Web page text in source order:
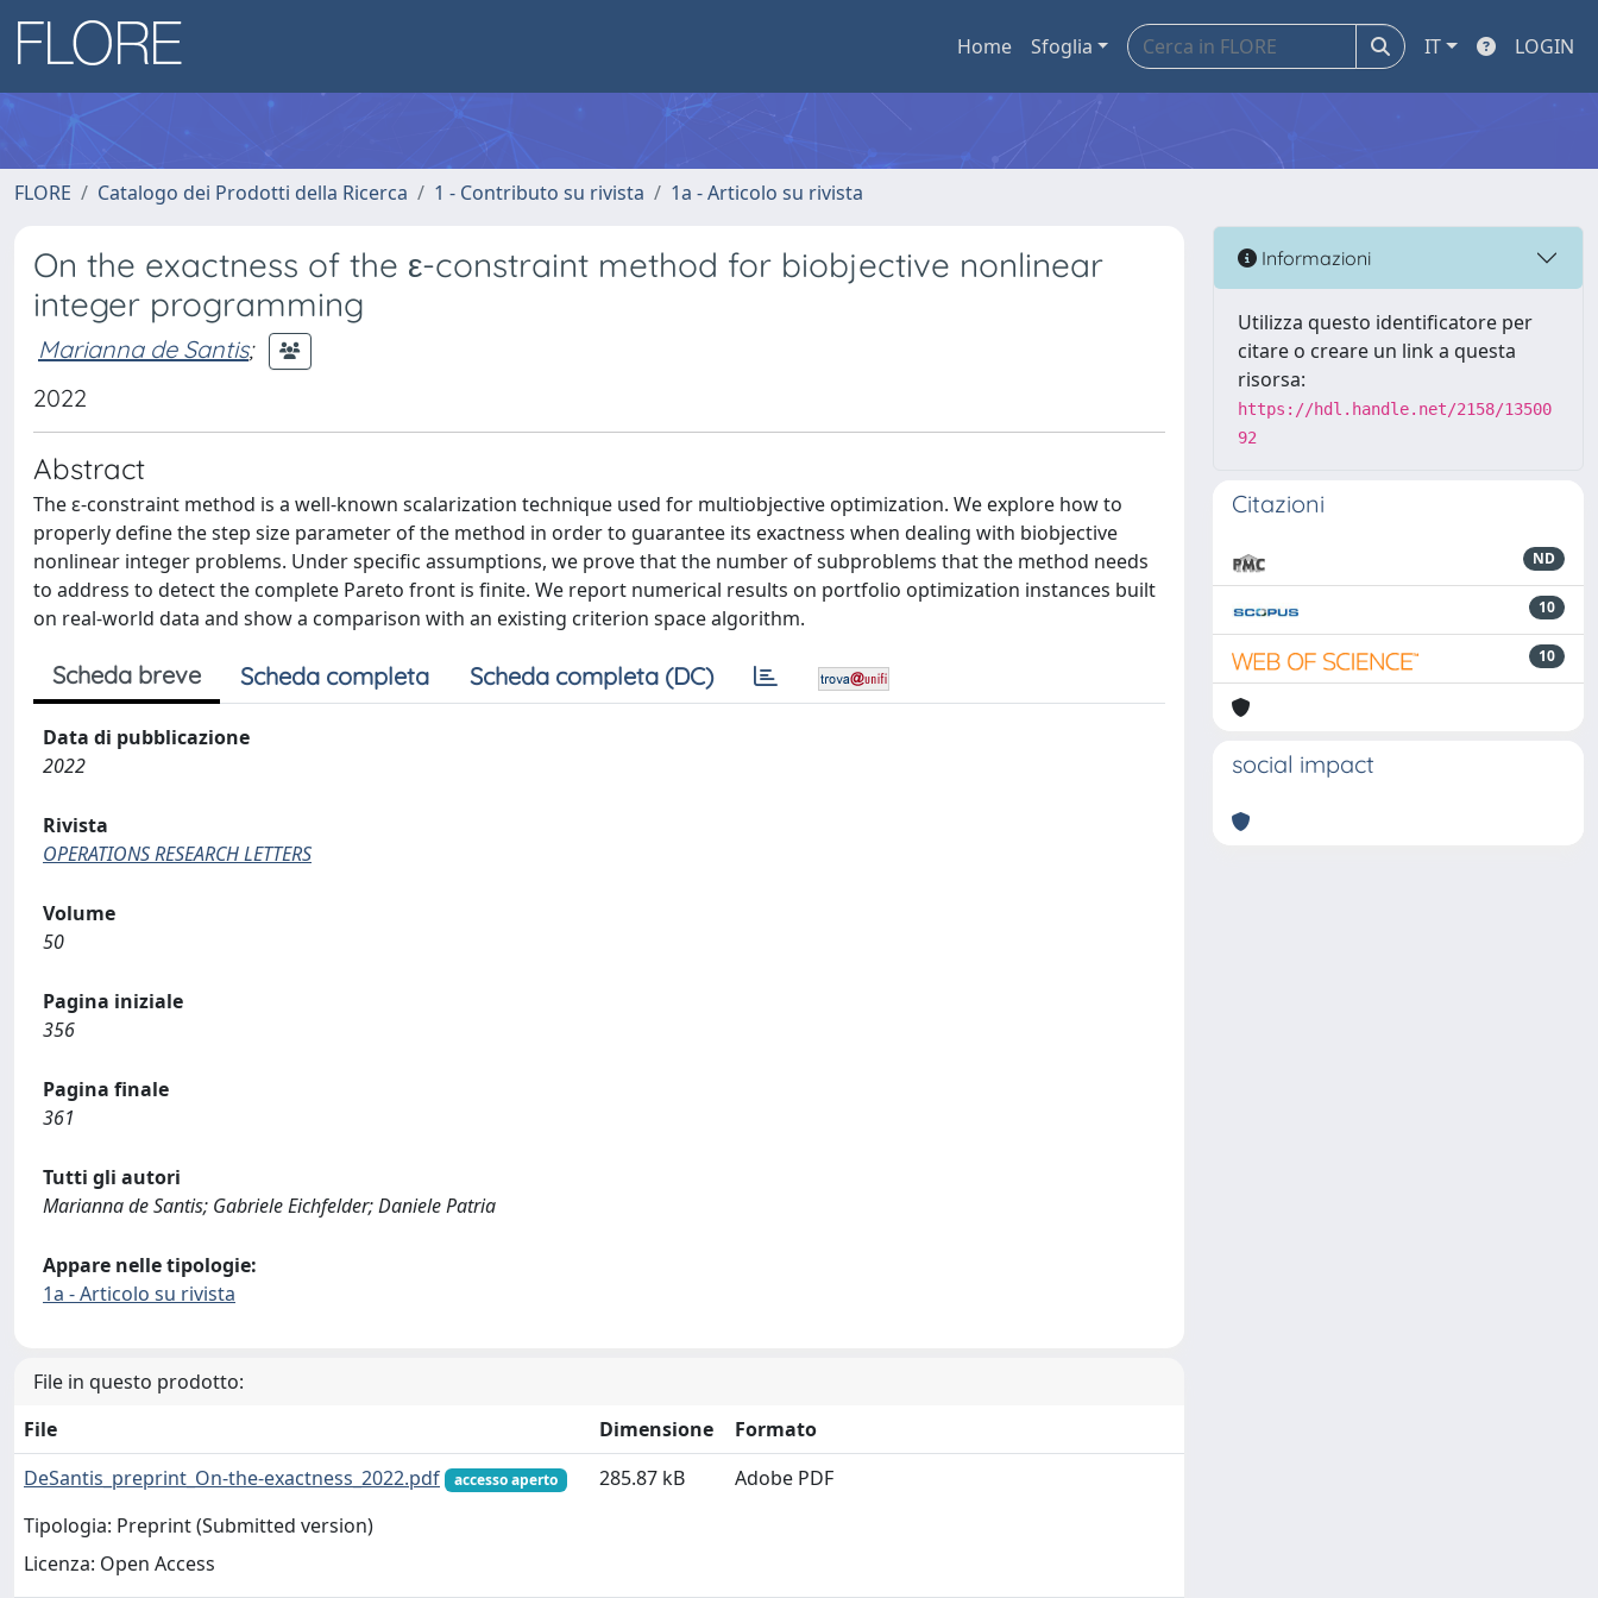
Home Sfoglia IT LOGIN
FLORE Catalogo dei Prodotti della Ricerca 1 - Contributo su rivista 1a - Articolo su rivista
On the exactness of the ε-constraint method for biobjective nonlinear
integer programming
Marianna de Santis;
2022
Abstract
The ε-constraint method is a well-known scalarization technique used for multiobjective optimization. We explore how to
properly define the step size parameter of the method in order to guarantee its exactness when dealing with biobjective
nonlinear integer problems. Under specific assumptions, we prove that the number of subproblems that the method needs
to address to detect the complete Pareto front is finite. We report numerical results on portfolio optimization instances built
on real-world data and show a comparison with an existing criterion space algorithm.
Scheda breve Scheda completa Scheda completa (DC)
Data di pubblicazione
2022
Rivista
OPERATIONS RESEARCH LETTERS
Volume
50
Pagina iniziale
356
Pagina finale
361
Tutti gli autori
Marianna de Santis; Gabriele Eichfelder; Daniele Patria
Appare nelle tipologie:
1a - Articolo su rivista
File in questo prodotto:
File
Dimensione
Formato
DeSantis_preprint_On-the-exactness_2022.pdf
accesso aperto
Tipologia: Preprint (Submitted version)
Licenza: Open Access
285.87 kB Adobe PDF
Informazioni
Utilizza questo identificatore per
citare o creare un link a questa
risorsa:
https://hdl.handle.net/2158/13500
92
Citazioni
ND
10
10
social impact